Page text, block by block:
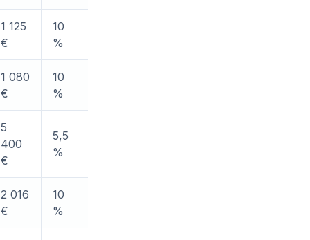
1 125
€
10
%
1 080
€
10
%
5
400
€
5,5
%
2 016
€
10
%